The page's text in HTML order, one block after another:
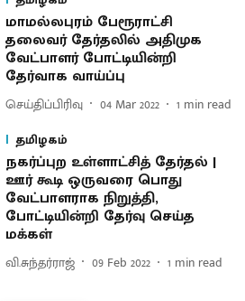
மாமல்லபுரம் பேரூராட்சி
தலைவர் தேர்தலில் அதிமுக
வேட்பாளர் போட்டியின்றி
தேர்வாக வாய்ப்பு
செய்திப்பிரிவு 04 Mar 2022 1 min read
தமிழகம்
நகர்ப்புற உள்ளாட்சித் தேர்தல் |
ஊர் கூடி ஒருவரை பொது
வேட்பாளராக நிறுத்தி,
போட்டியின்றி தேர்வு செய்த
மக்கள்
வி.சுந்தர்ராஜ் 09 Feb 2022 1 min read